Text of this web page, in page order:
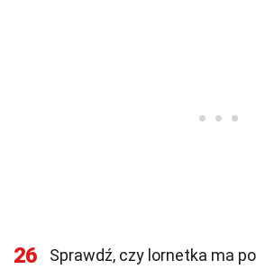
26
Sprawdź, czy lornetka ma